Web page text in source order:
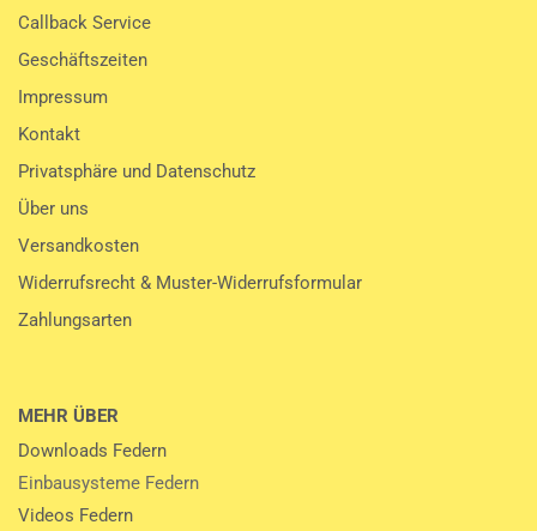
Callback Service
Geschäftszeiten
Impressum
Kontakt
Privatsphäre und Datenschutz
Über uns
Versandkosten
Widerrufsrecht & Muster-Widerrufsformular
Zahlungsarten
MEHR ÜBER
Downloads Federn
Einbausysteme Federn
Videos Federn